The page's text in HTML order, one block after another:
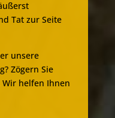
Tat zur Seite
unsere
Zögern Sie
helfen Ihnen